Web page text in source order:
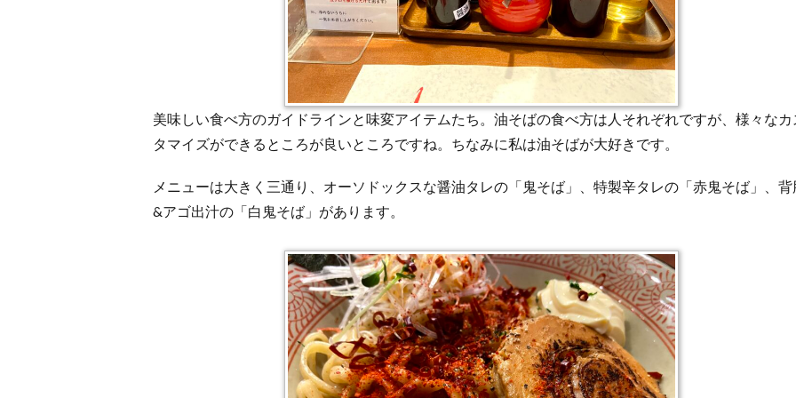
美味しい食べ方のガイドラインと味変アイテムたち。油そばの食べ方は人それぞれですが、様々なカ
タマイズができるところが良いところですね。ちなみに私は油そばが大好きです。
メニューは大きく三通り、オーソドックスな醤油タレの「鬼そば」、特製辛タレの「赤鬼そば」、背
&アゴ出汁の「白鬼そば」があります。